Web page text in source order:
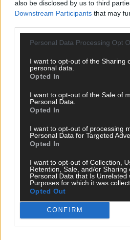
also be disclosed by us to third
Downstream Participants that may
Personal Data Processing Opt
I want to opt-out of the Sharing
personal data.
Opted In
I want to opt-out of the Sale of
Personal Data.
Opted In
I want to opt-out of processing
Personal Data for Targeted
Opted In
I want to opt-out of Collection,
Retention, Sale, and/or Sharing
Personal Data that Is Unrelated
Purposes for which it was
Opted Out
CONFIRM
SCHNELL ZUM RESSORT
Wirtschaft
Wissen
Kommentar
Eurovision
FLASH – DAS VIDEOPORTAL